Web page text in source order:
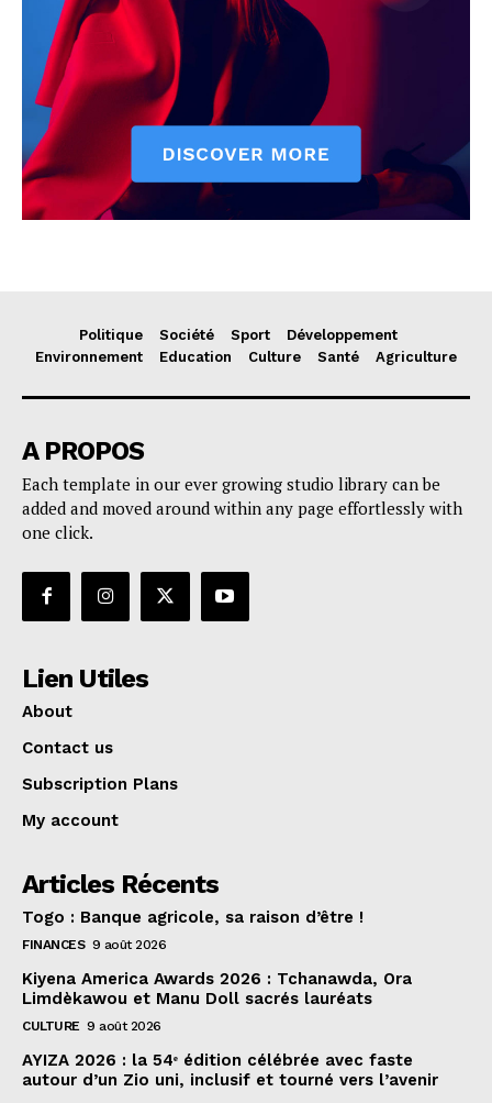
Politique Société Sport
Développement
Environnement
Education Culture Santé Agriculture
A PROPOS
Each template in our ever growing studio library can be
added and moved around within any page effortlessly with
one click.
Lien Utiles
About
Contact us
Subscription Plans
My account
Articles Récents
Togo : Banque agricole, sa raison d’être !
FINANCES 9 août 2026
Kiyena America Awards 2026 : Tchanawda, Ora
Limdèkawou et Manu Doll sacrés lauréats
CULTURE 9 août 2026
AYIZA 2026 : la 54ᵉ édition célébrée avec faste
autour d’un Zio uni, inclusif et tourné vers l’avenir